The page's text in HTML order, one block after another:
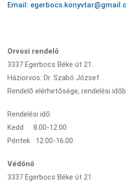
Email:
Orvosi rendelő
3337 Egerbocs Béke út 21.
Háziorvos: Dr. Szabó József
Rendelő elérhetősége, rendelési
Rendelési idő:
Kedd 8.00-12.00
Péntek 12.00-16.00
Védőnő
3337 Egerbocs Béke út 21.